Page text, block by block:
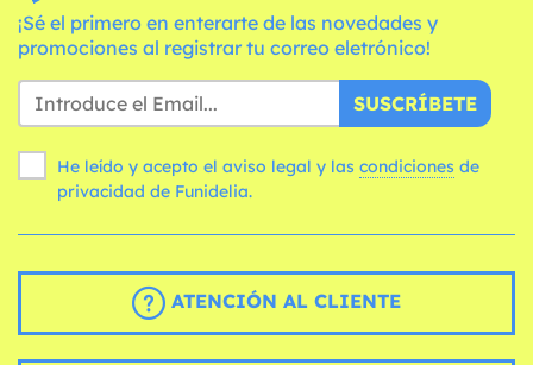
¡Sé el primero en enterarte de las novedades y
promociones al registrar tu correo eletrónico!
SUSCRÍBETE
He leído y acepto el aviso legal y las condiciones
privacidad de Funidelia.
ATENCIÓN AL CLIENTE